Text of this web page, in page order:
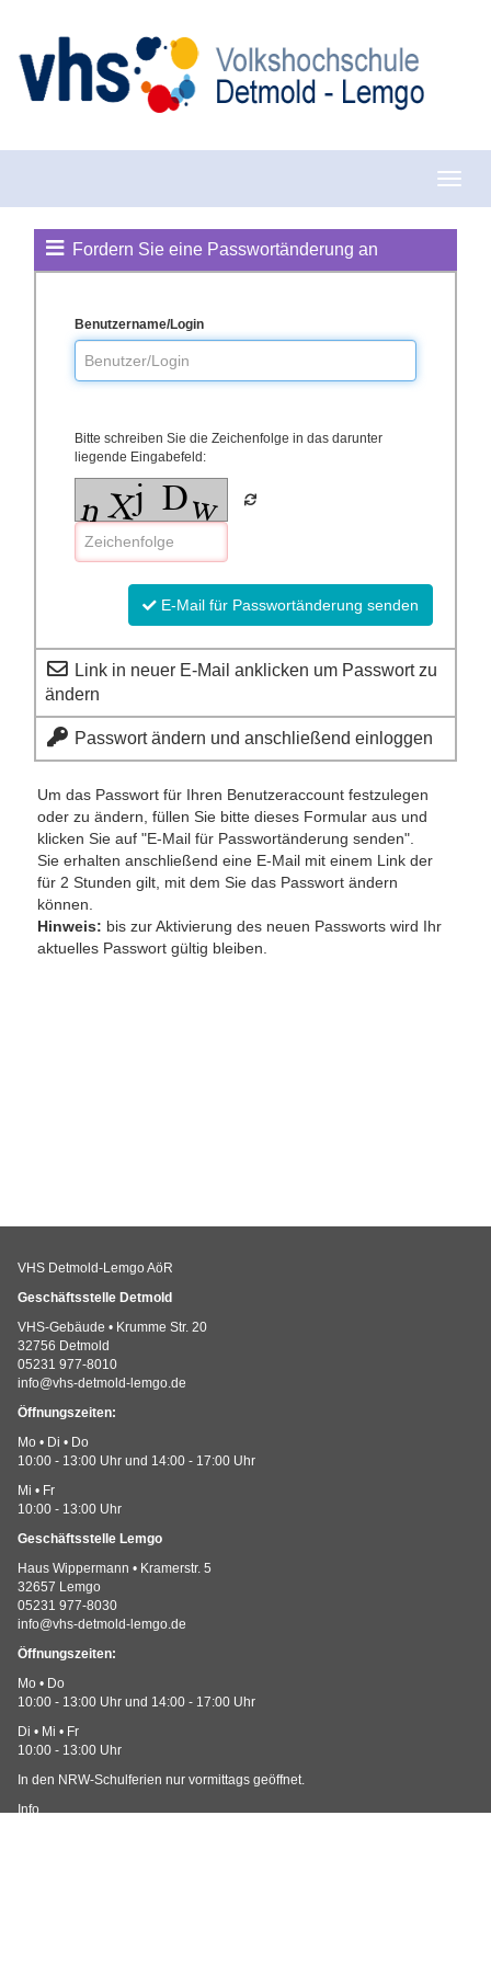
Fordern Sie eine Passwortänderung an
Benutzername/Login
Bitte schreiben Sie die Zeichenfolge in das darunter
liegende Eingabefeld:
E-Mail für Passwortänderung senden
Link in neuer E-Mail anklicken um Passwort zu
ändern
Passwort ändern und anschließend einloggen
Um das Passwort für Ihren Benutzeraccount festzulegen
oder zu ändern, füllen Sie bitte dieses Formular aus und
klicken Sie auf "E-Mail für Passwortänderung senden".
Sie erhalten anschließend eine E-Mail mit einem Link der
für 2 Stunden gilt, mit dem Sie das Passwort ändern
können.
Hinweis: bis zur Aktivierung des neuen Passworts wird Ihr
aktuelles Passwort gültig bleiben.
VHS Detmold-Lemgo AöR
Geschäftsstelle Detmold
VHS-Gebäude • Krumme Str. 20
32756 Detmold
05231 977-8010
info@vhs-detmold-lemgo.de
Öffnungszeiten:
Mo • Di • Do
10:00 - 13:00 Uhr und 14:00 - 17:00 Uhr
Mi • Fr
10:00 - 13:00 Uhr
Geschäftsstelle Lemgo
Haus Wippermann • Kramerstr. 5
32657 Lemgo
05231 977-8030
info@vhs-detmold-lemgo.de
Öffnungszeiten:
Mo • Do
10:00 - 13:00 Uhr und 14:00 - 17:00 Uhr
Di • Mi • Fr
10:00 - 13:00 Uhr
In den NRW-Schulferien nur vormittags geöffnet.
Info